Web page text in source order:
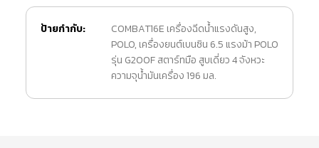
ป้ายกำกับ: COMBAT16E เครื่องฉีดน้ำแรงดันสูง,
POLO, เครื่องยนต์เบนซิน 6.5 แรงม้า POLO
รุ่น G200F สตาร์ทมือ สูบเดี่ยว 4 จังหวะ
ความจุน้ำมันเครื่อง 196 มล.